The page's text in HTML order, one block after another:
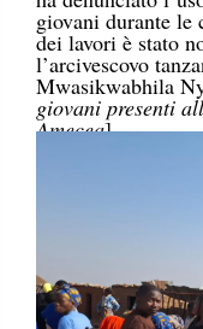
giovani durante le
dei lavori è stato
l’arcivescovo
Mwasikwabhila
giovani presenti
Amecea]